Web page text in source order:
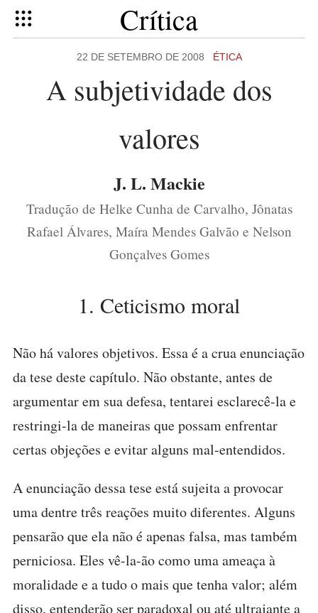
Crítica
22 DE SETEMBRO DE 2008 ÉTICA
A subjetividade dos
valores
J. L. Mackie
Tradução de Helke Cunha de Carvalho, Jônatas
Rafael Álvares, Maíra Mendes Galvão e Nelson
Gonçalves Gomes
1. Ceticismo moral
Não há valores objetivos. Essa é a crua enunciação
da tese deste capítulo. Não obstante, antes de
argumentar em sua defesa, tentarei esclarecê-la e
restringi-la de maneiras que possam enfrentar
certas objeções e evitar alguns mal-entendidos.
A enunciação dessa tese está sujeita a provocar
uma dentre três reações muito diferentes. Alguns
pensarão que ela não é apenas falsa, mas também
perniciosa. Eles vê-la-ão como uma ameaça à
moralidade e a tudo o mais que tenha valor; além
disso, entenderão ser paradoxal ou até ultrajante a